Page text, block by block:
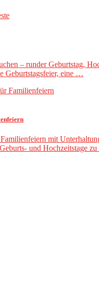
– runder Geburtstag,
Geburtstagsfeier, eine …
mit
und Hochzeitstage